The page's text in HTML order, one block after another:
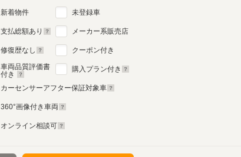
新着物件
支払総額あり
修復歴なし
車両品質評価書
付き
未登録車
メーカー系販売店
クーポン付き
購入プラン付き
カーセンサーアフター保証対象車
360°画像付き車両
オンライン相談可